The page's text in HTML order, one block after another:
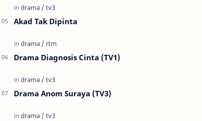
Akad Tak Dipinta
Drama Diagnosis Cinta (TV1)
Drama Anom Suraya (TV3)